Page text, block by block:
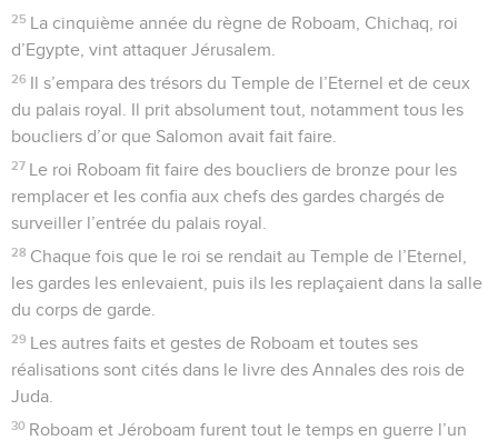
25 La cinquième année du règne de Roboam, Chichaq, roi
d’Egypte, vint attaquer Jérusalem.
26 Il s’empara des trésors du Temple de l’Eternel et de ceux
du palais royal. Il prit absolument tout, notamment tous les
boucliers d’or que Salomon avait fait faire.
27 Le roi Roboam fit faire des boucliers de bronze pour les
remplacer et les confia aux chefs des gardes chargés de
surveiller l’entrée du palais royal.
28 Chaque fois que le roi se rendait au Temple de l’Eternel,
les gardes les enlevaient, puis ils les replaçaient dans la salle
du corps de garde.
29 Les autres faits et gestes de Roboam et toutes ses
réalisations sont cités dans le livre des Annales des rois de
Juda.
30 Roboam et Jéroboam furent tout le temps en guerre l’un